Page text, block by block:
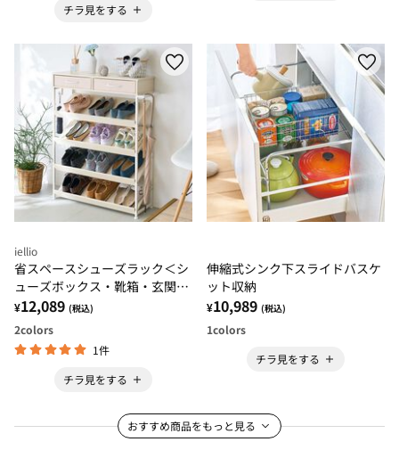
チラ見をする
iellio
省スペースシューズラック＜シ
ューズボックス・靴箱・玄関収
納＞
¥12,089 (税込)
2colors
1件
チラ見をする
伸縮式シンク下スライドバスケ
ット収納
¥10,989 (税込)
1colors
チラ見をする
おすすめ商品をもっと見る